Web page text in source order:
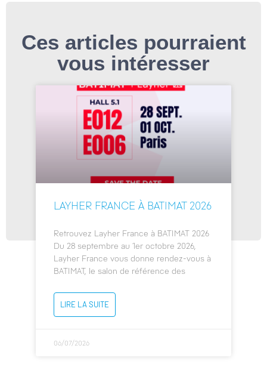
Ces articles pourraient
vous intéresser
LAYHER FRANCE À BATIMAT 2026
Retrouvez Layher France à BATIMAT 2026
Du 28 septembre au 1er octobre 2026,
Layher France vous donne rendez-vous à
BATIMAT, le salon de référence des
LIRE LA SUITE
06/07/2026